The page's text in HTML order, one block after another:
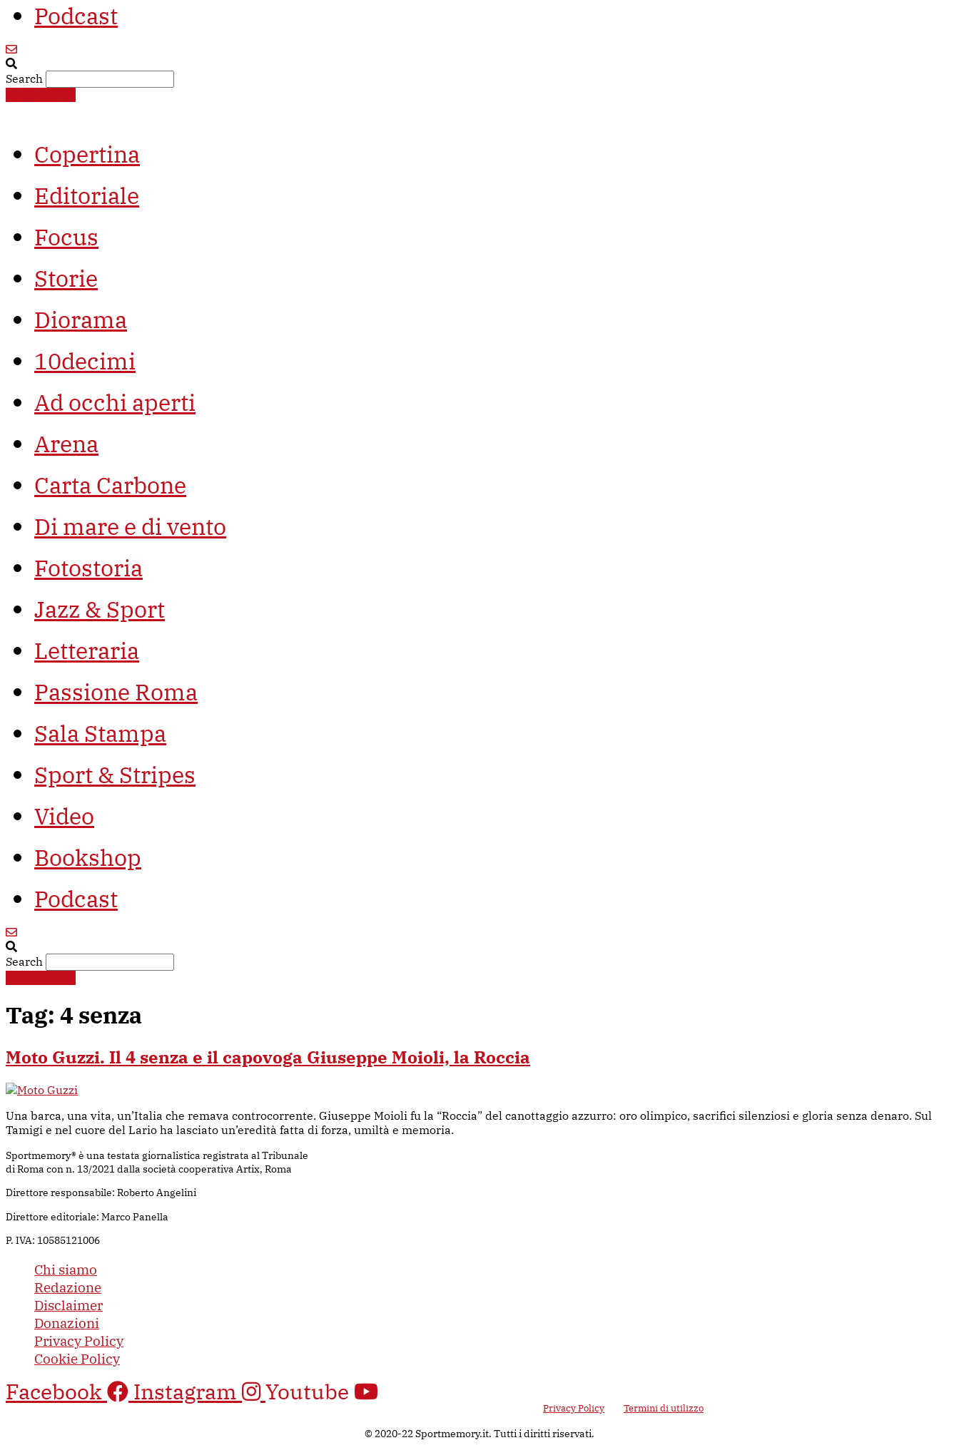
Podcast
Search
Copertina
Editoriale
Focus
Storie
Diorama
10decimi
Ad occhi aperti
Arena
Carta Carbone
Di mare e di vento
Fotostoria
Jazz & Sport
Letteraria
Passione Roma
Sala Stampa
Sport & Stripes
Video
Bookshop
Podcast
Search
Tag: 4 senza
Moto Guzzi. Il 4 senza e il capovoga Giuseppe Moioli, la Roccia
Una barca, una vita, un’Italia che remava controcorrente. Giuseppe Moioli fu la “Roccia” del canottaggio azzurro: oro olimpico, sacrifici silenziosi e gloria senza denaro. Sul
Tamigi e nel cuore del Lario ha lasciato un’eredità fatta di forza, umiltà e memoria.
Sportmemory® è una testata giornalistica registrata al Tribunale
di Roma con n. 13/2021 dalla società cooperativa Artix, Roma
Direttore responsabile: Roberto Angelini
Direttore editoriale: Marco Panella
P. IVA: 10585121006
Chi siamo
Redazione
Disclaimer
Donazioni
Privacy Policy
Cookie Policy
Facebook Instagram Youtube
Privacy Policy Termini di utilizzo
© 2020-22 Sportmemory.it. Tutti i diritti riservati.